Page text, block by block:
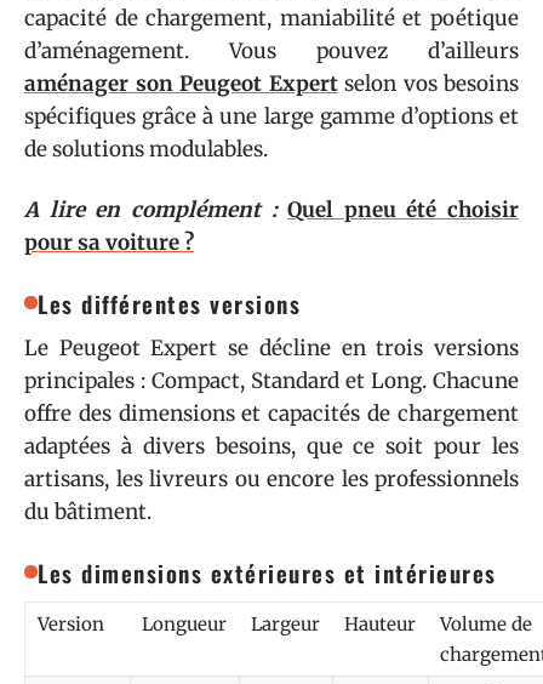
capacité de chargement, maniabilité et poétique
d’aménagement. Vous pouvez d’ailleurs
aménager son Peugeot Expertselon vos besoins
spécifiques grâce à une large gamme d’options et
de solutions modulables.
A lire en complément : Quel pneu été choisir
pour sa voiture ?
Les différentes versions
Le Peugeot Expert se décline en trois versions
principales : Compact, Standard et Long. Chacune
offre des dimensions et capacités de chargement
adaptées à divers besoins, que ce soit pour les
artisans, les livreurs ou encore les professionnels
du bâtiment.
Les dimensions extérieures et intérieures
Version Longueur Largeur Hauteur
Volume de